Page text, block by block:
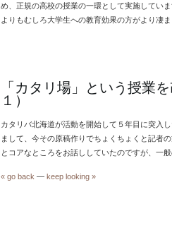
め、正規の高校の授業の一環として実施してい
よりもむしろ大学生への教育効果の方がより凄
「カタリ場」という授業
１）
カタリバ北海道が活動を開始して５年目に突入
まして、今その原稿作りでちょくちょくと記者
とコアなところをお話ししていたのですが、一
« go back — keep looking »